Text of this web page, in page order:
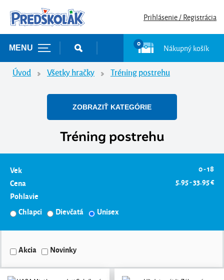
Prihlásenie / Registrácia
MENU
0 Nákupný košík
Úvod Všetky hračky Tréning postrehu
ZOBRAZIŤ KATEGÓRIE
Tréning postrehu
Vek
0 - 18
Cena
5.95 - 33.95 €
Pohlavie
Chlapci
Dievčatá Unisex
Akcia Novinky